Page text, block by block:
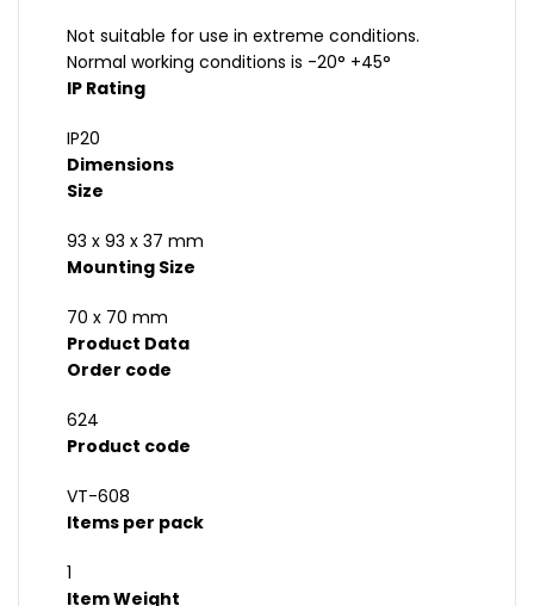
Not suitable for use in extreme conditions.
Normal working conditions is -20° +45°
IP Rating
IP20
Dimensions
Size
93 x 93 x 37 mm
Mounting Size
70 x 70 mm
Product Data
Order code
624
Product code
VT-608
Items per pack
1
Item Weight